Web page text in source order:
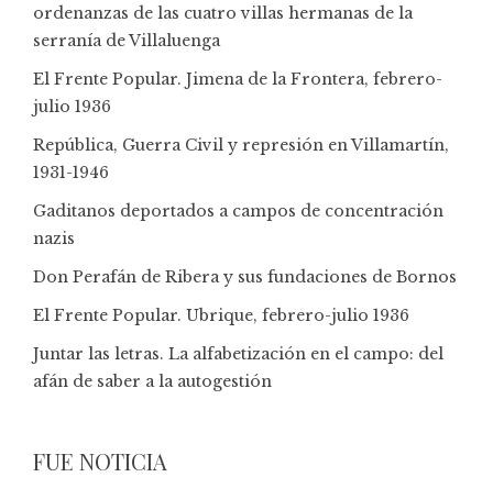
ordenanzas de las cuatro villas hermanas de la
serranía de Villaluenga
El Frente Popular. Jimena de la Frontera, febrero-
julio 1936
República, Guerra Civil y represión en Villamartín,
1931-1946
Gaditanos deportados a campos de concentración
nazis
Don Perafán de Ribera y sus fundaciones de Bornos
El Frente Popular. Ubrique, febrero-julio 1936
Juntar las letras. La alfabetización en el campo: del
afán de saber a la autogestión
FUE NOTICIA